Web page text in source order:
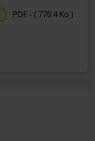
PDF - ( 770.4 Ko )